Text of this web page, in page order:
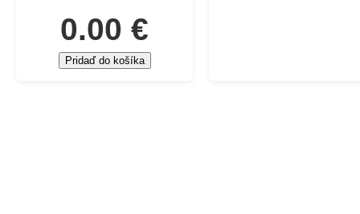
0.00 €
Pridaď do košíka